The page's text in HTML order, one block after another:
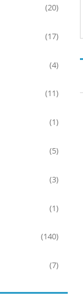
(20)
(17)
(4)
(11)
(1)
(5)
(3)
(1)
(140)
(7)